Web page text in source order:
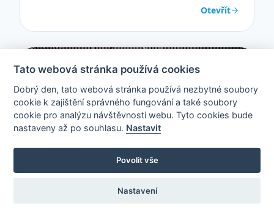
Otevřít
SRPEN 2024 · PAVEL TOMEK
Nemovitosti nebo krypto? Jak investují
Tato webová stránka používá cookies
Dobrý den, tato webová stránka používá nezbytné soubory
cookie k zajištění správného fungování a také soubory
cookie pro analýzu návštěvnosti webu. Tyto cookies bude
nastaveny až po souhlasu. Nastavit
Povolit vše
Nastavení